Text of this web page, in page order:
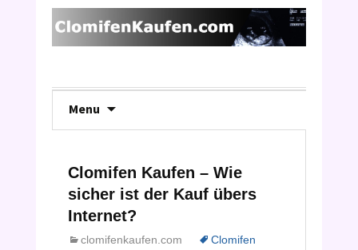
Menu
Clomifen Kaufen – Wie
sicher ist der Kauf übers
Internet?
clomifenkaufen.com
Clomifen